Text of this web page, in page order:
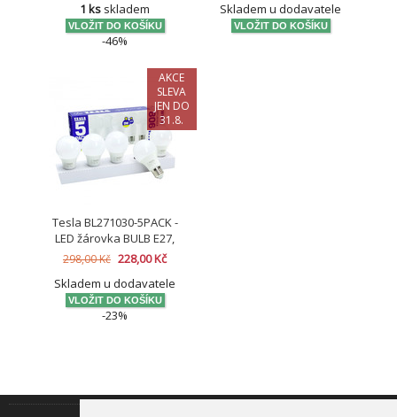
1 ks skladem
-46%
Skladem u dodavatele
AKCE
SLEVA
JEN DO
31.8.
Tesla BL271030-5PACK -
LED žárovka BULB E27,
9W, 230V, 806lm, 25 000h,
3000K teplá bílá, 220° 5ks
v balení
298,00 Kč 228,00 Kč
Skladem u dodavatele
-23%